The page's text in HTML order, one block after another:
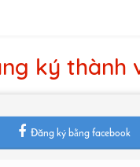
ký thành
Đăng ký bằng facebook